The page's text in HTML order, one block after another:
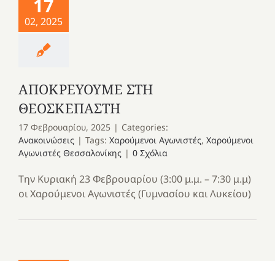
17
02, 2025
ΑΠΟΚΡΕΥΟΥΜΕ ΣΤΗ
ΘΕΟΣΚΕΠΑΣΤΗ
17 Φεβρουαρίου, 2025 | Categories:
Ανακοινώσεις | Tags: Χαρούμενοι Αγωνιστές, Χαρούμενοι
Αγωνιστές Θεσσαλονίκης | 0 Σχόλια
Την Κυριακή 23 Φεβρουαρίου (3:00 μ.μ. – 7:30 μ.μ)
οι Χαρούμενοι Αγωνιστές (Γυμνασίου και Λυκείου)